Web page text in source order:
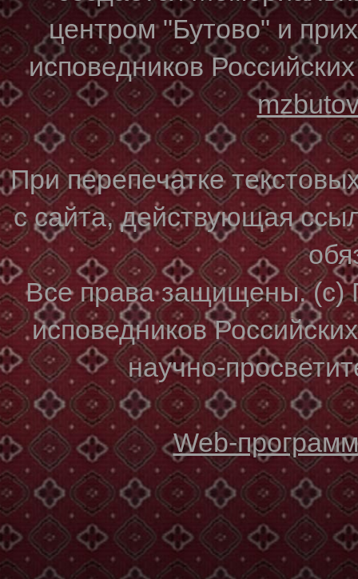
центром "Бутово" и
исповедников
При перепечатке
с сайта, действующая
Все права защищены. (с)
исповедников
научно-
Web-